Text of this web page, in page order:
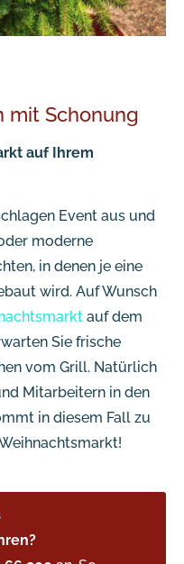
mit Schonung
auf Ihrem
Event aus und
moderne
in denen je eine
wird. Auf Wunsch
auf dem
Sie frische
vom Grill. Natürlich
Mitarbeitern in den
in diesem Fall zu